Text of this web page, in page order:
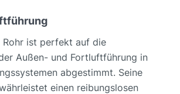
Rohr ist perfekt auf die
Außen- und Fortluftführung in
abgestimmt. Seine
einen reibungslosen